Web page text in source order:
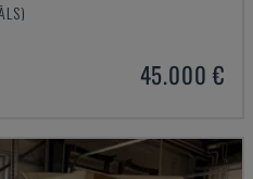
45.000 €